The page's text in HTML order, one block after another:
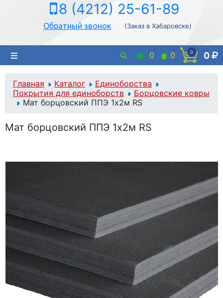
8 (4212) 25-61-89
Обратный звонок (Заказ в Хабаровске)
0 0 0 0
Главная Каталог
Единоборства
Покрытия для единоборств
Борцовские ковры
Мат борцовский ППЭ 1х2м RS
Мат борцовский ППЭ 1х2м RS